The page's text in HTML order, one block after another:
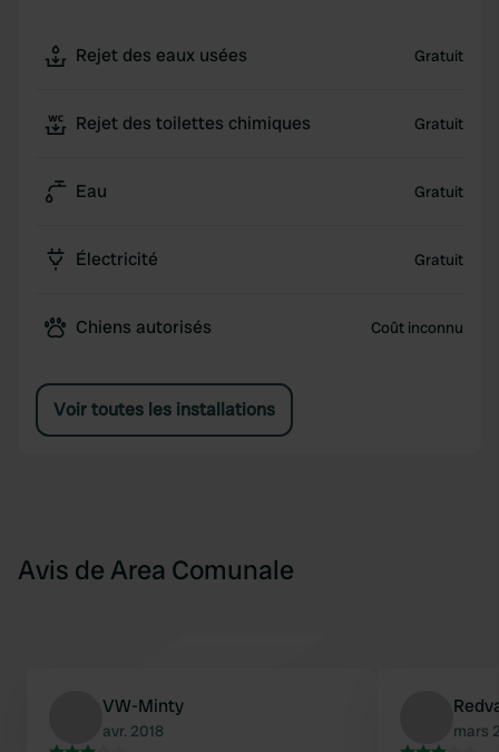
Rejet des eaux usées Gratuit
Rejet des toilettes chimiques Gratuit
Eau Gratuit
Électricité Gratuit
Chiens autorisés Coût inconnu
Voir toutes les installations
Avis de Area Comunale
VW-Minty
avr. 2018 mars